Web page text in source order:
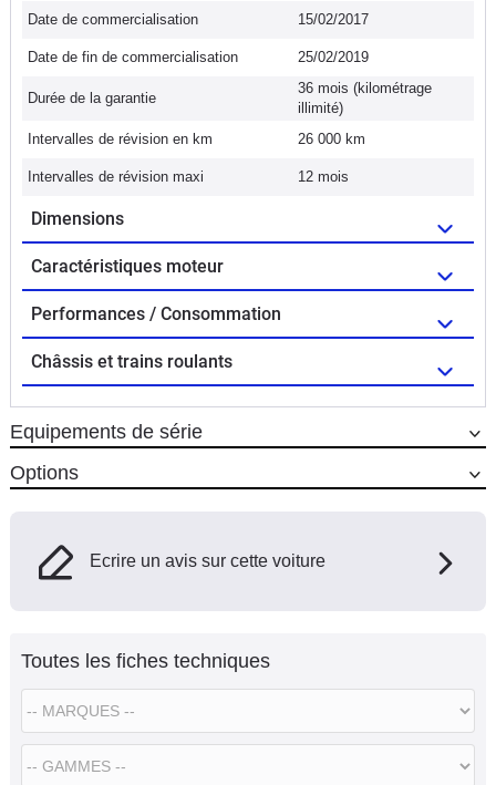
Date de commercialisation 15/02/2017
Date de fin de commercialisation 25/02/2019
Durée de la garantie
36 mois (kilométrage
illimité)
Intervalles de révision en km
26 000 km
Intervalles de révision maxi 12 mois
Dimensions
Caractéristiques moteur
Performances / Consommation
Châssis et trains roulants
Equipements de série
Options
Ecrire un avis sur cette voiture
Toutes les fiches techniques